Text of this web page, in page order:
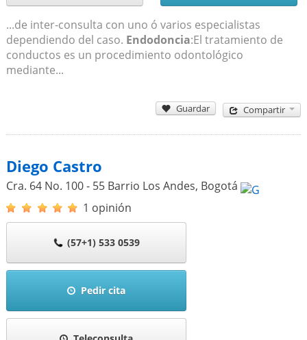
...de inter-consulta con uno ó varios especialistas
dependiendo del caso. Endodoncia:El tratamiento de
conductos es un procedimiento odontológico
mediante...
Guardar Compartir
Diego Castro
Cra. 64 No. 100 - 55 Barrio Los Andes, Bogotá
1 opinión
(57+1) 533 0539
Pedir cita